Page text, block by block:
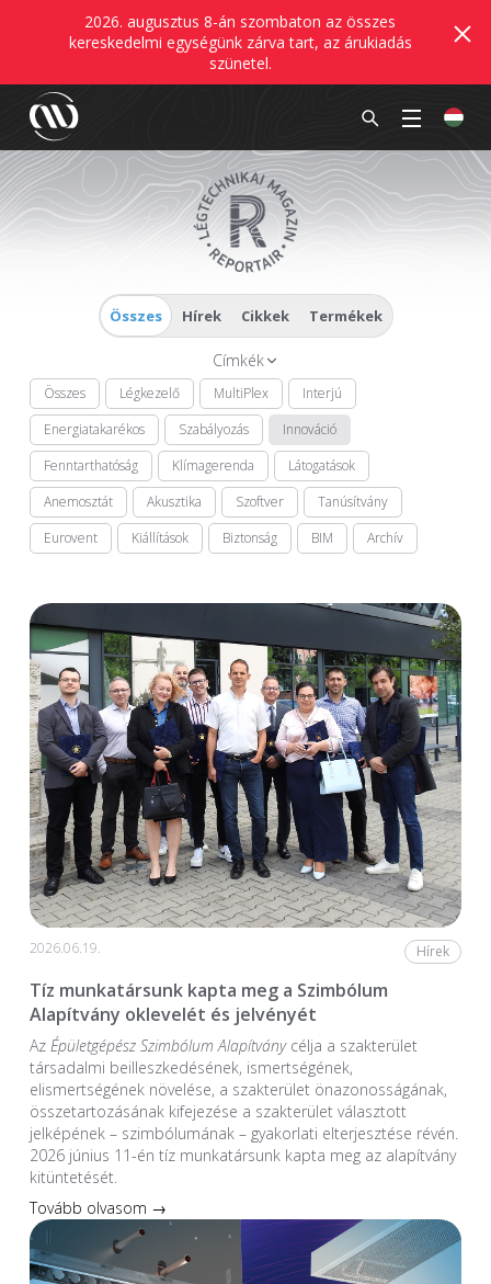
2026. augusztus 8-án szombaton az összes
kereskedelmi egységünk zárva tart, az árukiadás
szünetel.
Összes Hírek Cikkek Termékek
Címkék
Összes Légkezelő MultiPlex
Interjú
Energiatakarékos
Szabályozás
Innováció
Fenntarthatóság
Klímagerenda
Látogatások
Anemosztát
Akusztika Szoftver
Tanúsítvány
Eurovent
Kiállítások Biztonság BIM Archív
2026.06.19. Hírek
Tíz munkatársunk kapta meg a Szimbólum
Alapítvány oklevelét és jelvényét
Az Épületgépész Szimbólum Alapítványcélja a szakterület
társadalmi beilleszkedésének, ismertségének,
elismertségének növelése, a szakterület önazonosságának,
összetartozásának kifejezése a szakterület választott
jelképének – szimbólumának – gyakorlati elterjesztése révén.
2026 június 11-én tíz munkatársunk kapta meg az alapítvány
kitüntetését.
Tovább olvasom →